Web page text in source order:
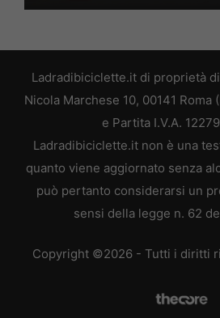
Ladradibiciclette.it di proprietà
Nicola Marchese 10, 00141 Roma
e Partita I.V.A.
Ladradibiciclette.it non è una
quanto viene aggiornato senza
può pertanto considerarsi un
sensi della legge n. 62
Copyright ©2026 - Tutti i diritti